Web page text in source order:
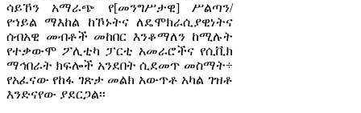
ሳይኾን አማራጭ የ[መንግሥታዊ] ሥልጣን/
የኀይል ማእከል ከኾኑትና ለዴሞክራሲያዊነትና
ሰብአዊ መብቶች መከበር እንቆማለን ከሚሉት
የተቃውሞ ፖሊቲካ ፓርቲ አመራሮችና የሲቪክ
ማኅበራት ክፍሎች አንደበት ሲደመጥ መስማት÷
የአፈናው የከፋ ገጽታ መልክ አውጥቶ አካል ገዝቶ
እንድናየው ያደርጋል፡፡